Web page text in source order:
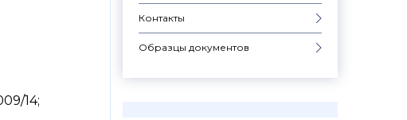
Контакты
Образцы документов
14;